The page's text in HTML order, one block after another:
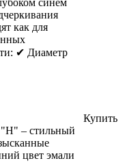
как для
✔ Диаметр
"Н" – стильный
цвет эмали
Купить